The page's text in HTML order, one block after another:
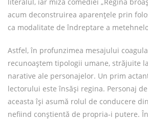
acum deconstruirea aparențele prin
ca modalitate de îndreptare a
Astfel, în profunzimea mesajului
recunoaștem tipologii umane, străjuite
narative ale personajelor. Un prim
lectorului este însăși regina. Personaj
aceasta își asumă rolul de conducere
nefiind conștientă de propria-i putere.